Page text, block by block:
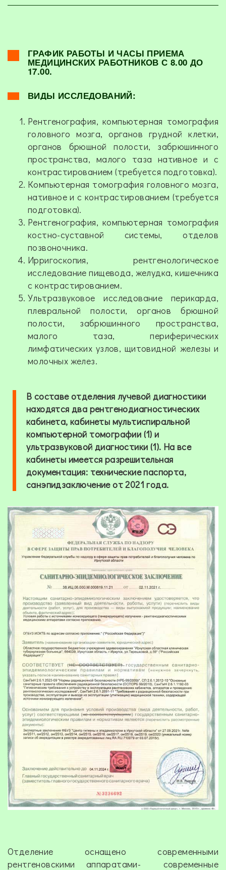
ГРАФИК РАБОТЫ И ЧАСЫ ПРИЕМА
МЕДИЦИНСКИХ РАБОТНИКОВ С 8.00 ДО
17.00.
ВИДЫ ИССЛЕДОВАНИЙ:
Рентгенография, компьютерная томография
головного мозга, органов грудной клетки,
органов брюшной полости, забрюшинного
пространства, малого таза нативное и с
контрастированием (требуется подготовка).
Компьютерная томография головного мозга,
нативное и с контрастированием (требуется
подготовка).
Рентгенография, компьютерная томография
костно-суставной системы, отделов
позвоночника.
Ирригоскопия, рентгенологическое
исследование пищевода, желудка, кишечника
с контрастированием.
Ультразвуковое исследование перикарда,
плевральной полости, органов брюшной
полости, забрюшинного пространства,
малого таза, периферических
лимфатических узлов, щитовидной железы и
молочных желез.
В составе отделения лучевой диагностики
находятся два рентгенодиагностических
кабинета, кабинеты мультиспиральной
компьютерной томографии (1) и
ультразвуковой диагностики (1). На все
кабинеты имеется разрешительная
документация: технические паспорта,
санэпидзаключение от 2021 года.
Отделение оснащено современными
рентгеновскими аппаратами- современные